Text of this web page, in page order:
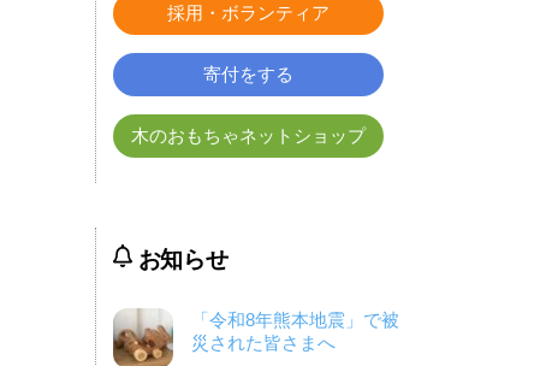
採用・ボランティア
寄付をする
木のおもちゃネットショップ
お知らせ
「令和8年熊本地震」で被
災された皆さまへ